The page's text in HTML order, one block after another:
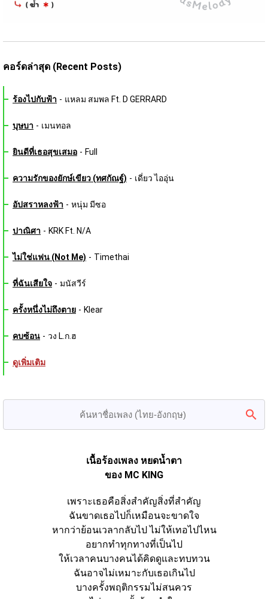
คอร์ดล่าสุด (Recent Posts)
ร้องไปกับฟ้า - แหลม สมพล Ft. D GERRARD
บุษบา - เมนทอล
ยินดีที่เธอสุขเสมอ - Full
ความรักของยักษ์เขียว (ทศกัณฐ์) - เดี่ยว ไออุ่น
อัปสราหลงฟ้า - หนุ่ม มีซอ
ปาณิศา - KRK Ft. N/A
ไม่ใช่แฟน (Not Me) - Timethai
ที่ฉันเสียใจ - มนัสวีร์
ครั้งหนึ่งไม่ถึงตาย - Klear
คบซ้อน - วง L.ก.ฮ
ดูเพิ่มเติม
เนื้อร้องเพลง หยดน้ำตา
ของ MC KING
เพราะเธอคือสิ่งสำคัญสิ่งที่สำคัญ
ฉันขาดเธอไปก็เหมือนจะขาดใจ
หากว่าย้อนเวลากลับไป ไม่ให้เทอไปไหน
อยากทำทุกทางที่เป็นไป
ให้เวลาคนบางคนได้คิดดูและทบทวน
ฉันอาจไม่เหมาะกับเธอเกินไป
บางครั้งพฤติกรรมไม่สนควร